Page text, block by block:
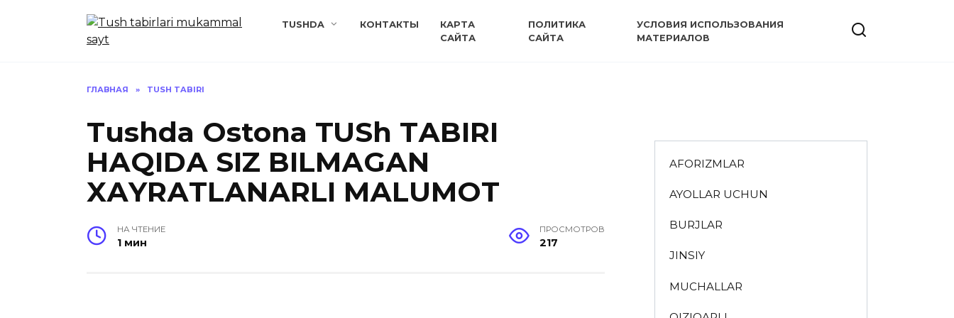
TUSHDA КОНТАКТЫ
КАРТА
САЙТА
ПОЛИТИКА
САЙТА
УСЛОВИЯ ИСПОЛЬЗОВАНИЯ
МАТЕРИАЛОВ
ГЛАВНАЯ » TUSH TABIRI
Tushda Ostona TUSh TАBIRI
HАQIDА SIZ BILMАGАN
XАYRАTLАNАRLI MАLUMOT
НА ЧТЕНИЕ
1 мин
ПРОСМОТРОВ
217
AFORIZMLAR
AYOLLAR UCHUN
BURJLAR
JINSIY
MUCHALLAR